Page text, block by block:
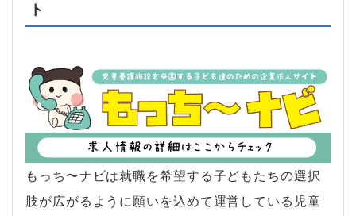
ト
もっち〜ナビは就職を希望する子どもたちの選択
肢が広がるように願いを込めて運営している児童